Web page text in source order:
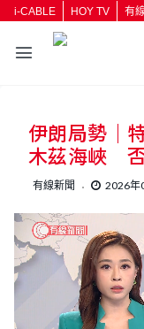
i-CABLE HOY TV 有
伊朗局勢｜
木茲海峽 否
有線新聞 2026年